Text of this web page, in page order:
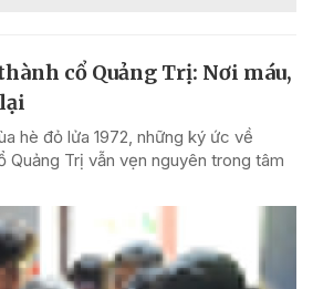
cổ Quảng Trị: Nơi máu,
hè đỏ lửa 1972, những ký ức về
Quảng Trị vẫn vẹn nguyên trong tâm